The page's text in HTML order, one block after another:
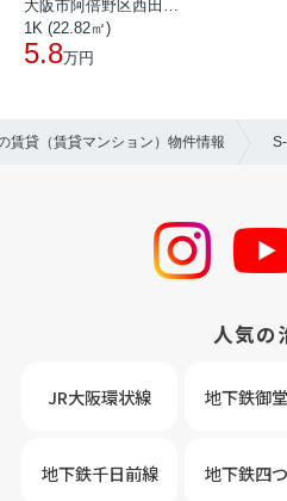
大阪市阿倍野区西田辺町１丁目
1K (22.82㎡)
5.8万円
賃貸（賃貸マンション）物件情報
人気の
JR大阪環状線 地下鉄御
地下鉄千日前線 地下鉄四